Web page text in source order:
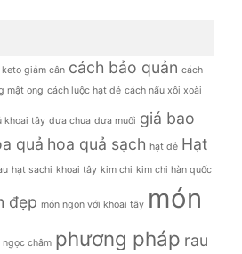
giảm cân cách bảo quản cách
mật ong cách luộc hạt dẻ cách nấu xôi xoài
khoai tây dưa chua dưa muối giá bao
quả hoa quả sạch hạt dẻ Hạt
hạt sachi khoai tây kim chi kim chi hàn quốc
đẹp món ngon với khoai tây món
ngọc châm phương pháp rau